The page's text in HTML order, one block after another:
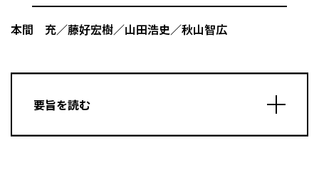
本間 充／藤好宏樹／山田浩史／秋山智広
要旨を読む